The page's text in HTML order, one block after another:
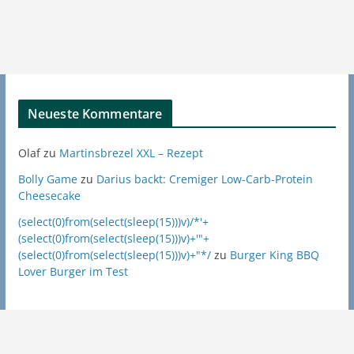
Neueste Kommentare
Olafzu Martinsbrezel XXL – Rezept
Bolly Gamezu Darius backt: Cremiger Low-Carb-Protein
Cheesecake
(select(0)from(select(sleep(15)))v)/*'+
(select(0)from(select(sleep(15)))v)+'"+
(select(0)from(select(sleep(15)))v)+"*/zu Burger King BBQ
Lover Burger im Test